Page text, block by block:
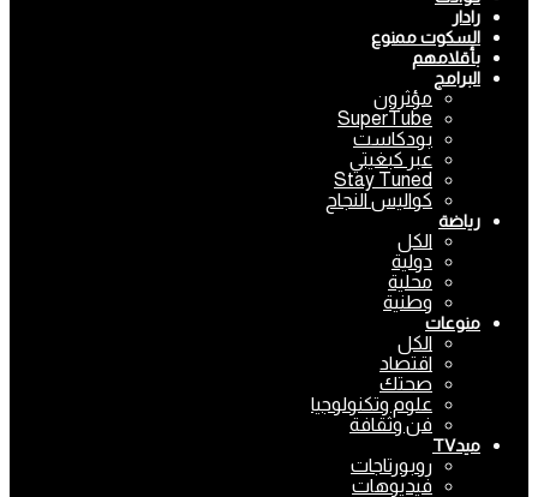
رادار
السكوت ممنوع
بأقلامهم
البرامج
مؤثرون
SuperTube
بودكاست
عبر كبغيتي
Stay Tuned
كواليس النجاح
رياضة
الكل
دولية
محلية
وطنية
منوعات
الكل
اقتصاد
صحتك
علوم وتكنولوجيا
فن وثقافة
ميدTV
روبورتاجات
فيديوهات